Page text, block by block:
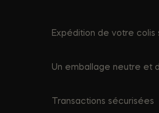
Expédition de votre colis
Un emballage neutre et
Transactions sécurisées